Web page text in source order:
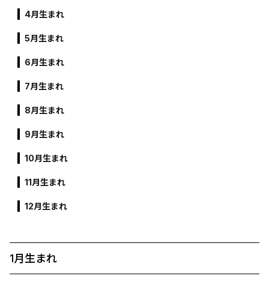
4月生まれ
5月生まれ
6月生まれ
7月生まれ
8月生まれ
9月生まれ
10月生まれ
11月生まれ
12月生まれ
1月生まれ